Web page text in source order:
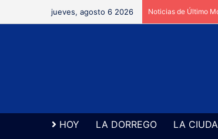
jueves, agosto 6 2026 Noticias de Último
HOY LA DORREGO LA